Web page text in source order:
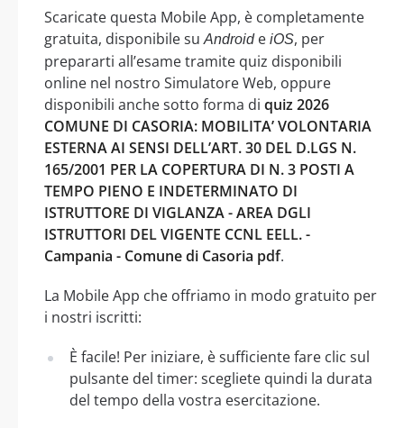
Scaricate questa Mobile App, è completamente
gratuita, disponibile suAndroide iOS, per
prepararti all’esame tramite quiz disponibili
online nel nostro Simulatore Web, oppure
disponibili anche sotto forma di quiz 2026
COMUNE DI CASORIA: MOBILITA’ VOLONTARIA
ESTERNA AI SENSI DELL’ART. 30 DEL D.LGS N.
165/2001 PER LA COPERTURA DI N. 3 POSTI A
TEMPO PIENO E INDETERMINATO DI
ISTRUTTORE DI VIGLANZA - AREA DGLI
ISTRUTTORI DEL VIGENTE CCNL EELL. -
Campania - Comune di Casoria pdf.
La Mobile App che offriamo in modo gratuito per
i nostri iscritti:
È facile! Per iniziare, è sufficiente fare clic sul
pulsante del timer: scegliete quindi la durata
del tempo della vostra esercitazione.